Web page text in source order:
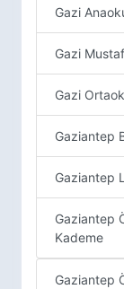
Gazi
Gazi
Gazi
Gaziantep
Gaziantep
Gaziantep
Kademe
Gaziantep